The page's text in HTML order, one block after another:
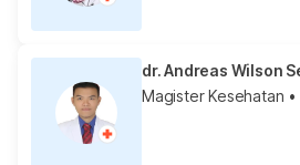
dr. Andreas Wilson
Magister Kesehatan